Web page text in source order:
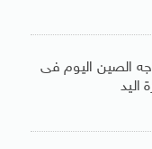
الصين اليوم فى
اليد